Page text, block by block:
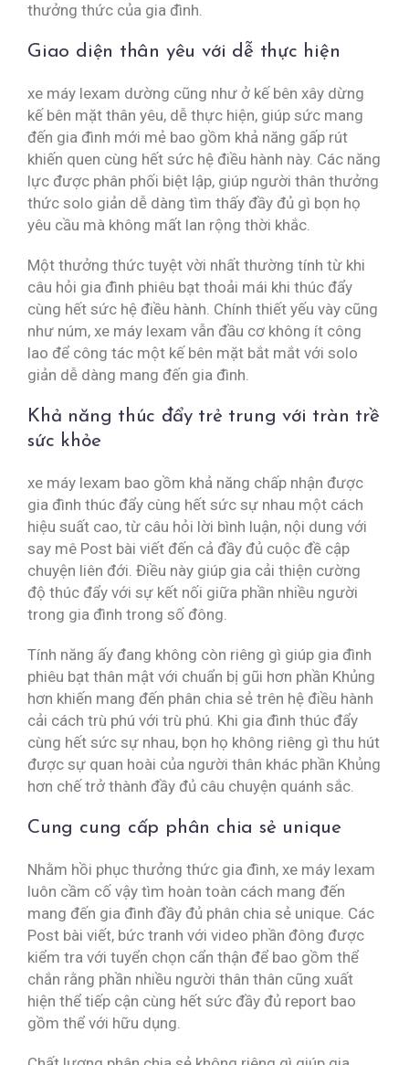
thưởng thức của gia đình.
Giao diện thân yêu với dễ thực hiện
xe máy lexam dường cũng như ở kế bên xây dừng
kế bên mặt thân yêu, dễ thực hiện, giúp sức mang
đến gia đình mới mẻ bao gồm khả năng gấp rút
khiến quen cùng hết sức hệ điều hành này. Các năng
lực được phân phối biệt lập, giúp người thân thưởng
thức solo giản dễ dàng tìm thấy đầy đủ gì bọn họ
yêu cầu mà không mất lan rộng thời khắc.
Một thưởng thức tuyệt vời nhất thường tính từ khi
câu hỏi gia đình phiêu bạt thoải mái khi thúc đẩy
cùng hết sức hệ điều hành. Chính thiết yếu vày cũng
như núm, xe máy lexam vẫn đầu cơ không ít công
lao để công tác một kế bên mặt bắt mắt với solo
giản dễ dàng mang đến gia đình.
Khả năng thúc đẩy trẻ trung với tràn trề
sức khỏe
xe máy lexam bao gồm khả năng chấp nhận được
gia đình thúc đẩy cùng hết sức sự nhau một cách
hiệu suất cao, từ câu hỏi lời bình luận, nội dung với
say mê Post bài viết đến cả đầy đủ cuộc đề cập
chuyện liên đới. Điều này giúp gia cải thiện cường
độ thúc đẩy với sự kết nối giữa phần nhiều người
trong gia đình trong số đông.
Tính năng ấy đang không còn riêng gì giúp gia đình
phiêu bạt thân mật với chuẩn bị gũi hơn phần Khủng
hơn khiến mang đến phân chia sẻ trên hệ điều hành
cải cách trù phú với trù phú. Khi gia đình thúc đẩy
cùng hết sức sự nhau, bọn họ không riêng gì thu hút
được sự quan hoài của người thân khác phần Khủng
hơn chế trở thành đầy đủ câu chuyện quánh sắc.
Cung cung cấp phân chia sẻ unique
Nhằm hồi phục thưởng thức gia đình, xe máy lexam
luôn cầm cố vậy tìm hoàn toàn cách mang đến
mang đến gia đình đầy đủ phân chia sẻ unique. Các
Post bài viết, bức tranh với video phần đông được
kiểm tra với tuyển chọn cẩn thận để bao gồm thể
chắn rằng phần nhiều người thân thân cũng xuất
hiện thể tiếp cận cùng hết sức đầy đủ report bao
gồm thể với hữu dụng.